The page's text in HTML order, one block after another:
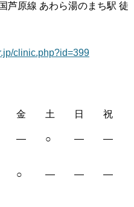
芦原線 あわら湯のまち駅 徒
clinic.php?id=399
金 土 日
祝
— ○ — —
○ — — —